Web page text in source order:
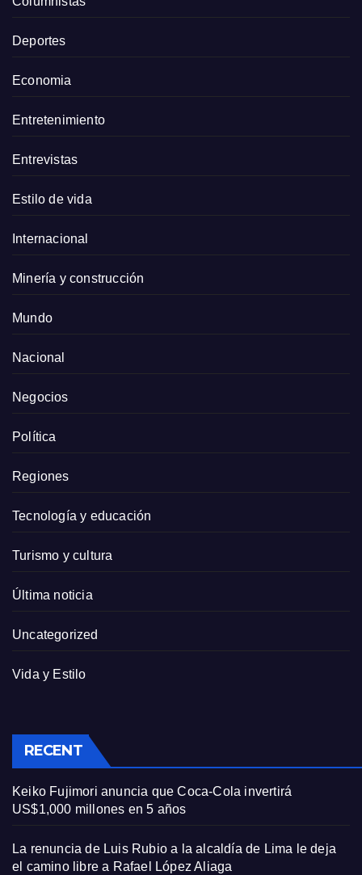
Deportes
Economia
Entretenimiento
Entrevistas
Estilo de vida
Internacional
Minería y construcción
Mundo
Nacional
Negocios
Política
Regiones
Tecnología y educación
Turismo y cultura
Última noticia
Uncategorized
Vida y Estilo
RECENT
Keiko Fujimori anuncia que Coca-Cola invertirá
US$1,000 millones en 5 años
La renuncia de Luis Rubio a la alcaldía de Lima le deja
el camino libre a Rafael López Aliaga